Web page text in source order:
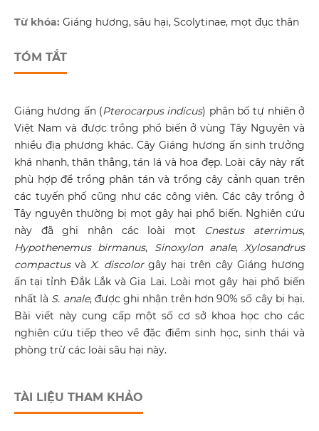
Từ khóa: Giáng hương, sâu hại, Scolytinae, mọt đục thân
TÓM TẮT
Giáng hương ấn (Pterocarpus indicus) phân bố tự nhiên ở
Việt Nam và được trồng phổ biến ở vùng Tây Nguyên và
nhiều địa phương khác. Cây Giáng hương ấn sinh trưởng
khá nhanh, thân thẳng, tán lá và hoa đẹp. Loài cây này rất
phù hợp để trồng phân tán và trồng cây cảnh quan trên
các tuyến phố cũng như các công viên. Các cây trồng ở
Tây nguyên thường bị mọt gây hại phổ biến. Nghiên cứu
này đã ghi nhận các loài mọt Cnestus aterrimus,
Hypothenemus birmanus, Sinoxylon anale,Xylosandrus
compactusvàX. discolor gây hại trên cây Giáng hương
ấn tại tỉnh Đắk Lắk và Gia Lai. Loài mọt gây hại phổ biến
nhất là S. anale, được ghi nhận trên hơn 90% số cây bị hại.
Bài viết này cung cấp một số cơ sở khoa học cho các
nghiên cứu tiếp theo về đặc điểm sinh học, sinh thái và
phòng trừ các loài sâu hại này.
TÀI LIỆU THAM KHẢO